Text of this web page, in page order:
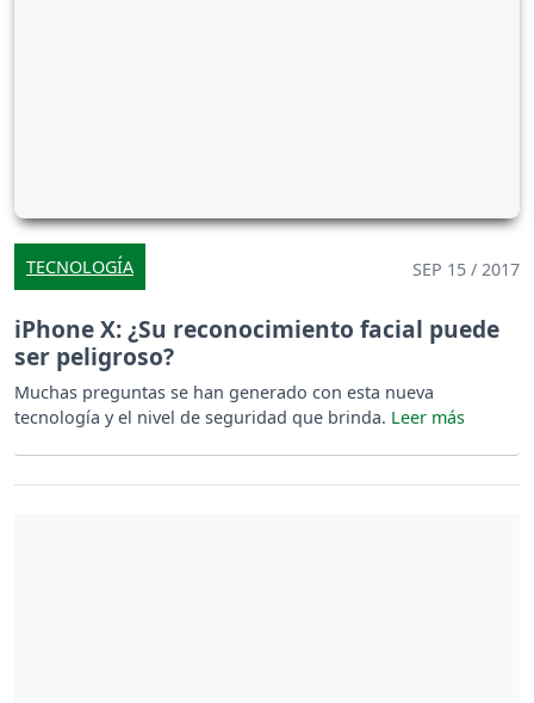
TECNOLOGÍA SEP 15 / 2017
iPhone X: ¿Su reconocimiento facial puede
ser peligroso?
Muchas preguntas se han generado con esta nueva
tecnología y el nivel de seguridad que brinda.